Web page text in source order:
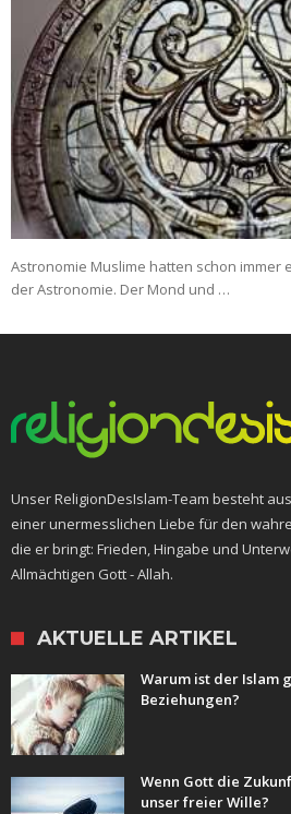
Astronomie Muslime hatten schon immer
der Astronomie. Der Mond und …
Unser ReligionDesIslam-Team besteht
einer unermesslichen Liebe für den
die er bringt: Frieden, Hingabe und
Allmächtigen Gott - Allah.
AKTUELLE ARTIKEL
Warum ist der Islam
Beziehungen?
Wenn Gott die
unser freier Wille?